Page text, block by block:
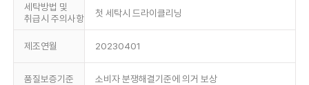
세탁방법 및
취급시 주의사항
첫 세탁시 드라이클리닝
제조연월 20230401
품질보증기준 소비자 분쟁해결기준에 의거 보상